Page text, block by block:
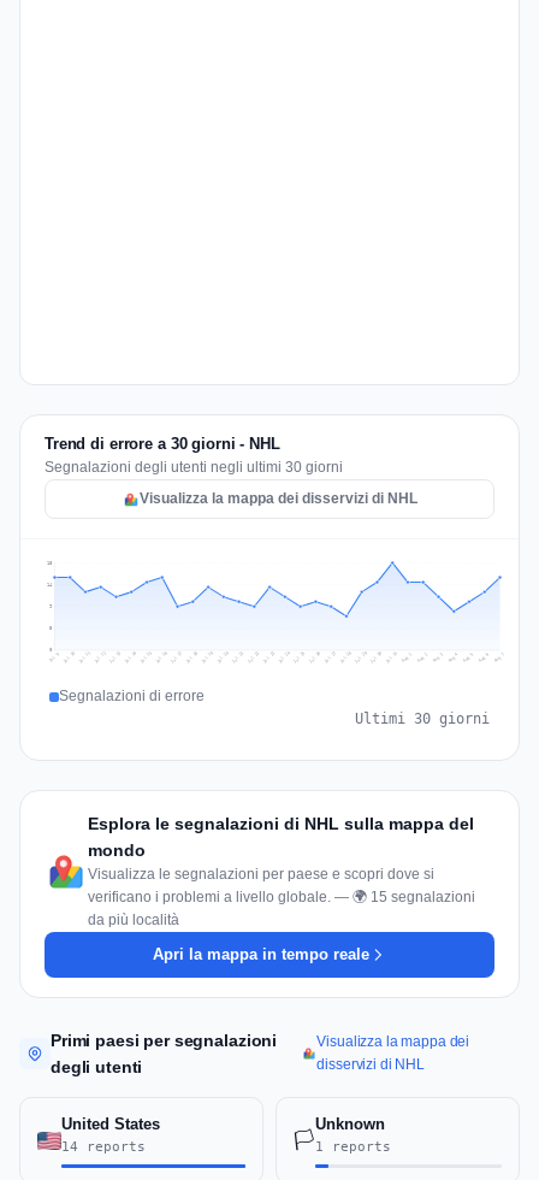
Trend di errore a 30 giorni - NHL
Segnalazioni degli utenti negli ultimi 30 giorni
Visualizza la mappa dei disservizi di NHL
9
14
18
Jul 9 Jul 10 Jul 11 Jul 12 Jul 13 Jul 14 Jul 15 Jul 16 Jul 17 Jul 18 Jul 19 Jul 20 Jul 21 Jul 22 Jul 23 Jul 24 Jul 25 Jul 26 Jul 27 Jul 28 Jul 29 Jul 30 Jul 31 Aug 1 Aug 2 Aug 3 Aug 4 Aug 5 Aug 6 Aug 7
Segnalazioni di errore
Ultimi 30 giorni
Esplora le segnalazioni di NHL sulla mappa del
mondo
Visualizza le segnalazioni per paese e scopri dove si
verificano i problemi a livello globale. — 🌍 15 segnalazioni
da più località
Apri la mappa in tempo reale
Primi paesi per segnalazioni
degli utenti
Visualizza la mappa dei
disservizi di NHL
United States
14 reports 🏳️
Unknown
1 reports